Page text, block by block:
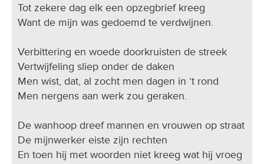
Tot zekere dag elk een opzegbrief kreeg
Want de mijn was gedoemd te verdwijnen.
Verbittering en woede doorkruisten de streek
Vertwijfeling sliep onder de daken
Men wist, dat, al zocht men dagen in ’t rond
Men nergens aan werk zou geraken.
De wanhoop dreef mannen en vrouwen op straat
De mijnwerker eiste zijn rechten
En toen hij met woorden niet kreeg wat hij vroeg